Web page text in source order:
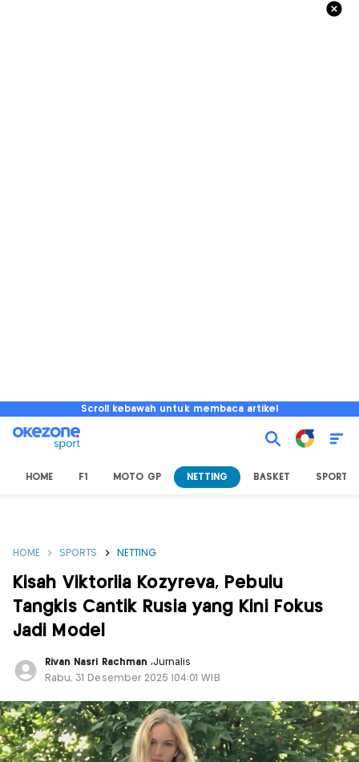
Scroll kebawah untuk membaca artikel
HOME F1 MOTO GP NETTING BASKET SPORT
HOME SPORTS NETTING
Kisah Viktoriia Kozyreva, Pebulu
Tangkis Cantik Rusia yang Kini Fokus
Jadi Model
Rivan Nasri Rachman ,Jurnalis
Rabu, 31 Desember 2025 |04:01 WIB